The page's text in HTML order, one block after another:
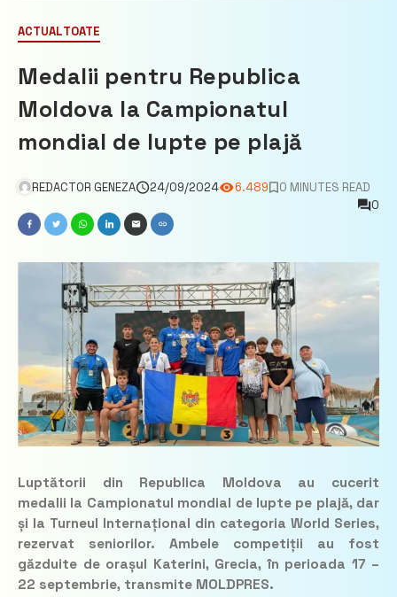
ACTUALTOATE
Medalii pentru Republica
Moldova la Campionatul
mondial de lupte pe plajă
REDACTOR GENEZA 24/09/2024 6.489
0 MINUTES READ
0
Luptătorii din Republica Moldova au cucerit
medalii la Campionatul mondial de lupte pe plajă, dar
și la Turneul Internațional din categoria World Series,
rezervat seniorilor. Ambele competiții au fost
găzduite de orașul Katerini, Grecia, în perioada 17 –
22 septembrie, transmite MOLDPRES.